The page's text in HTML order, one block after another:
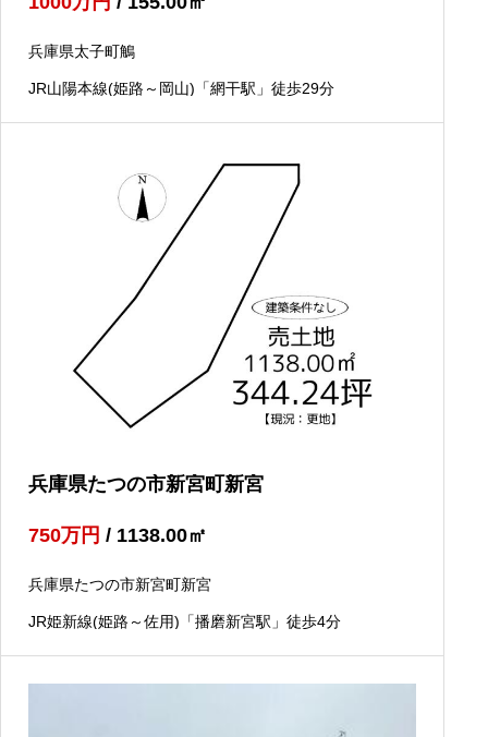
兵庫県太子町鵤
JR山陽本線(姫路～岡山)「網干駅」徒歩29分
兵庫県たつの市新宮町新宮
750万円 / 1138.00㎡
兵庫県たつの市新宮町新宮
JR姫新線(姫路～佐用)「播磨新宮駅」徒歩4分